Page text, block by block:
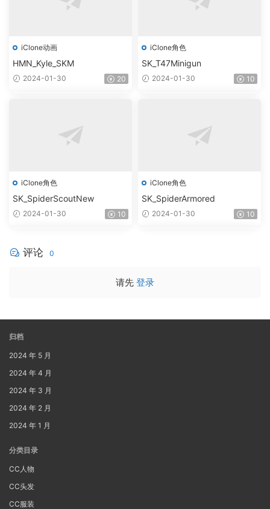
iClone动画
HMN_Kyle_SKM
2024-01-30 20
iClone角色
SK_T47Minigun
2024-01-30 10
iClone角色
SK_SpiderScoutNew
2024-01-30 10
iClone角色
SK_SpiderArmored
2024-01-30 10
评论 0
请先 登录
归档
2024 年 5 月
2024 年 4 月
2024 年 3 月
2024 年 2 月
2024 年 1 月
分类目录
CC人物
CC头发
CC服装